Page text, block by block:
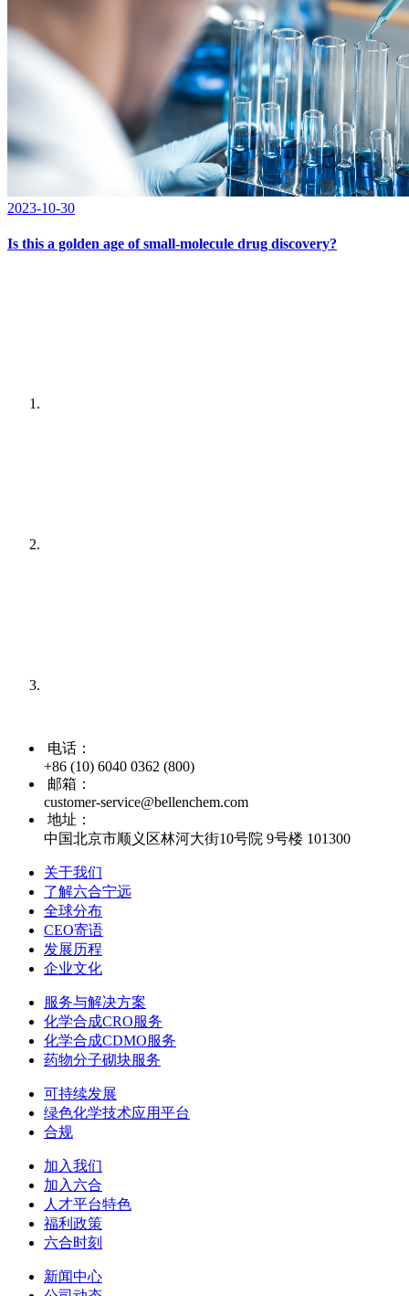
2023-10-30
Is this a golden age of small-molecule drug discovery?
电话：
+86 (10) 6040 0362 (800)
邮箱：
customer-service@bellenchem.com
地址：
中国北京市顺义区林河大街10号院 9号楼 101300
关于我们
了解六合宁远
全球分布
CEO寄语
发展历程
企业文化
服务与解决方案
化学合成CRO服务
化学合成CDMO服务
药物分子砌块服务
可持续发展
绿色化学技术应用平台
合规
加入我们
加入六合
人才平台特色
福利政策
六合时刻
新闻中心